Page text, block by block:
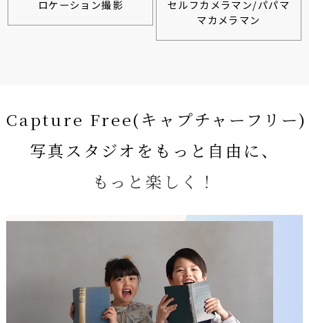
ロケーション撮影
セルフカメラマン/パパマ
マカメラマン
Capture Free(キャプチャーフリー)
写真スタジオをもっと自由に、
もっと楽しく！